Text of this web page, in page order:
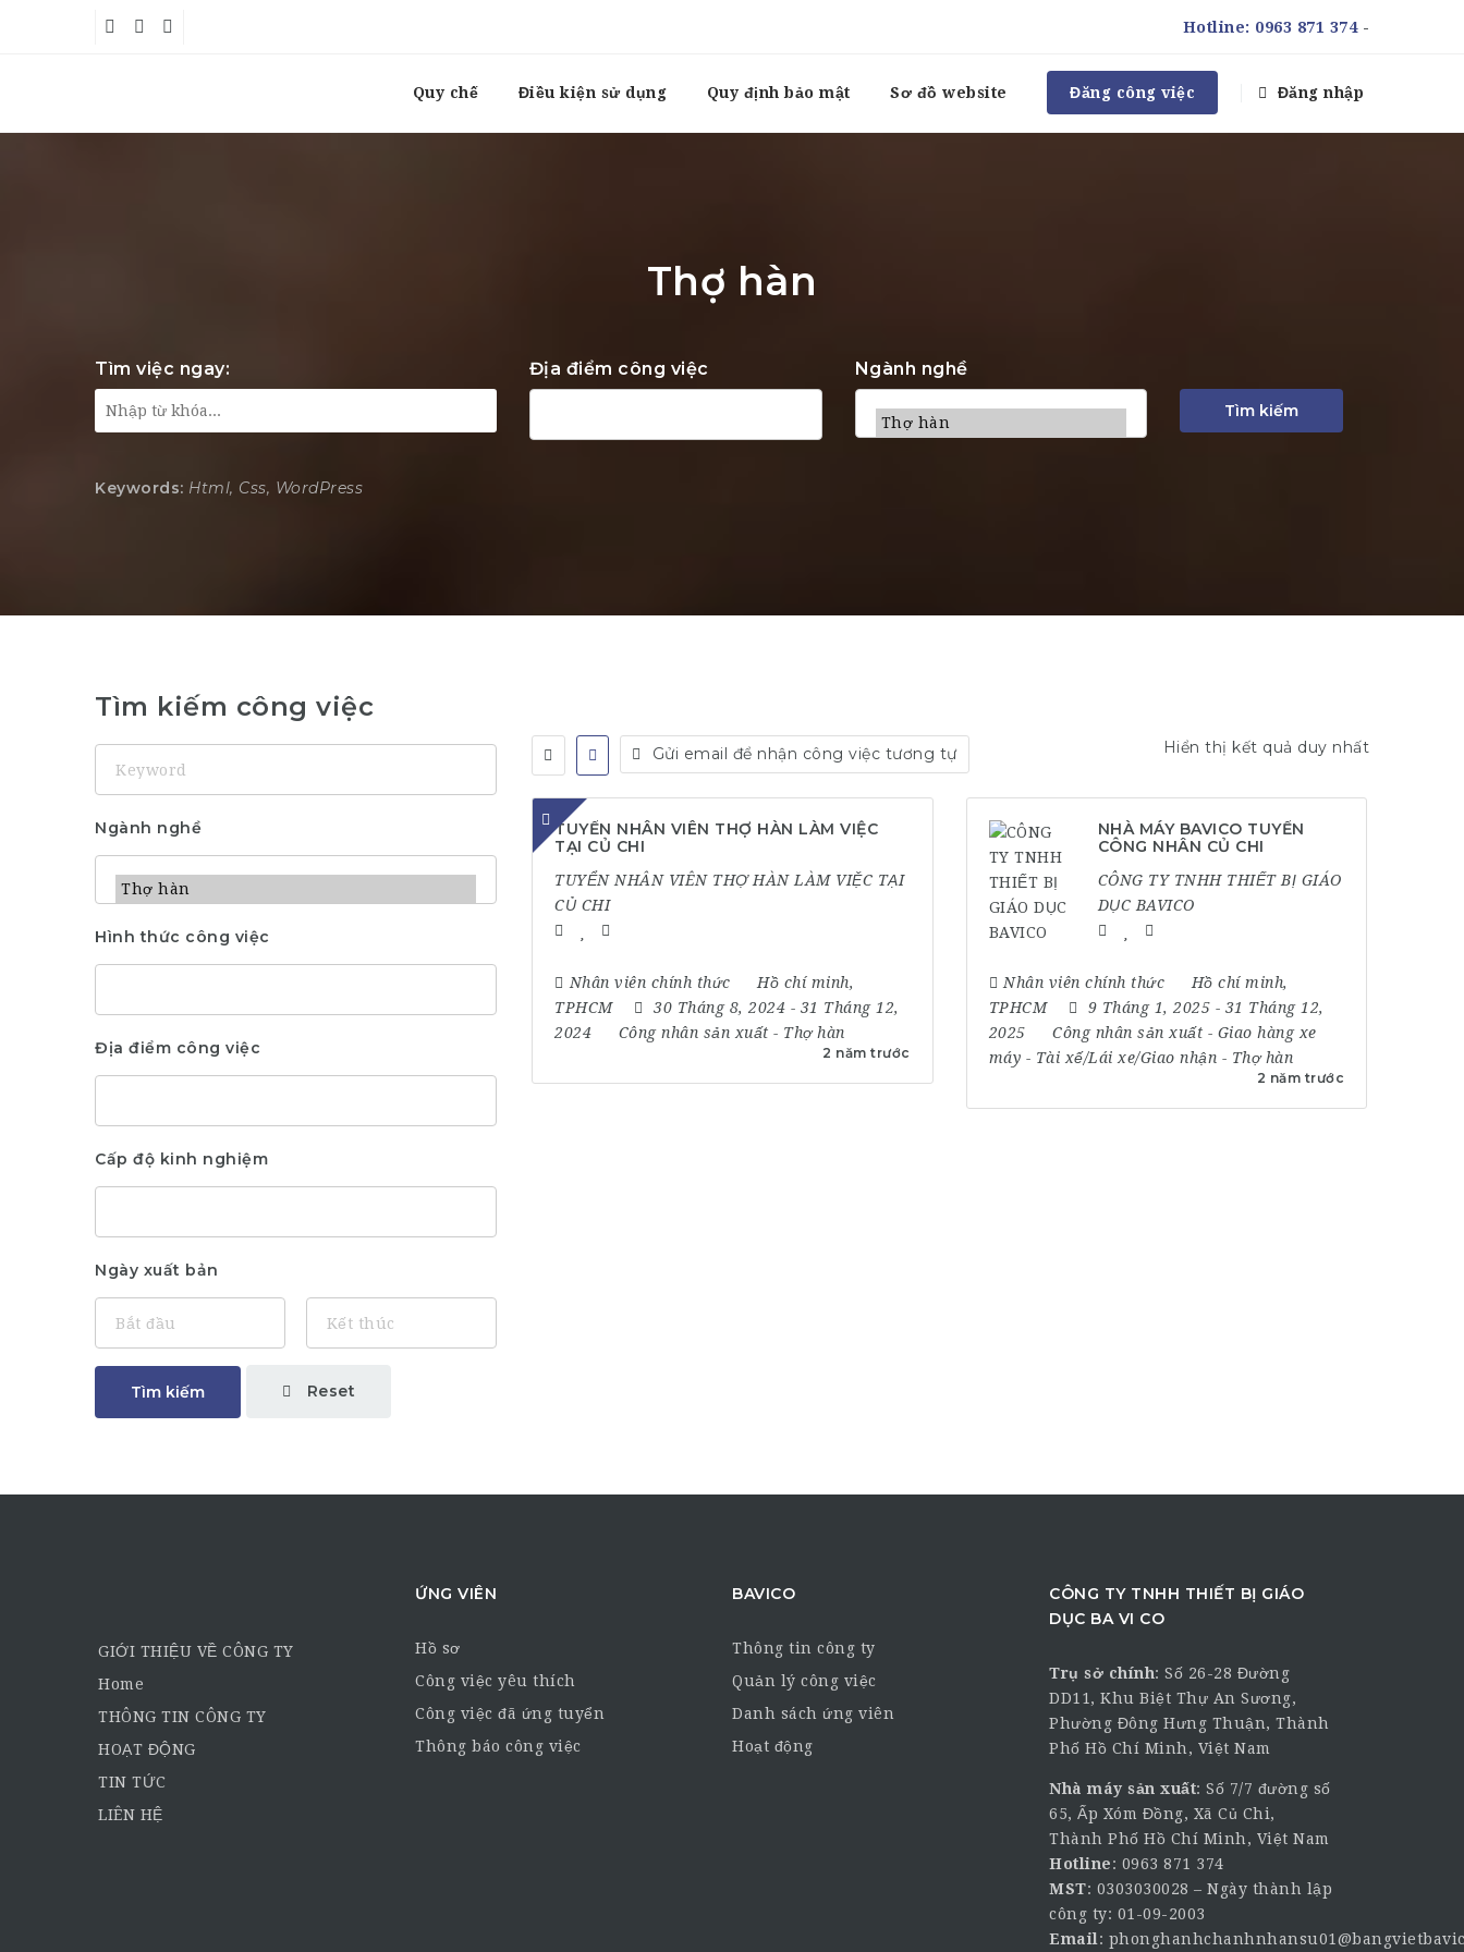
Hotline: 0963 871 374-
Quy chế Điều kiện sử dụng Quy định bảo mật Sơ đồ website Đăng công việc Đăng nhập
Thợ hàn
Tìm việc ngay: Địa điểm công việc Ngành nghề
Tìm kiếm
Keywords: Html, Css, WordPress
Gửi email để nhận công việc tương tự Hiển thị kết quả duy nhất
TUYỂN NHÂN VIÊN THỢ HÀN LÀM VIỆC
TẠI CỦ CHI
2 năm trước
TUYỂN NHÂN VIÊN THỢ HÀN LÀM VIỆC TẠI
CỦ CHI
Nhân viên chính thức Hồ chí minh,
TPHCM
30 Tháng 8, 2024 - 31 Tháng 12,
2024
Công nhân sản xuất - Thợ hàn
NHÀ MÁY BAVICO TUYỂN
CÔNG NHÂN CỦ CHI
2 năm trước
CÔNG TY TNHH THIẾT BỊ GIÁO
DỤC BAVICO
Nhân viên chính thức Hồ chí minh,
TPHCM
9 Tháng 1, 2025 - 31 Tháng 12,
2025
Công nhân sản xuất - Giao hàng xe
máy - Tài xế/Lái xe/Giao nhận - Thợ hàn
Tìm kiếm công việc
Ngành nghề
Hình thức công việc
Địa điểm công việc
Cấp độ kinh nghiệm
Ngày xuất bản
Tìm kiếm Reset
GIỚI THIỆU VỀ CÔNG TY
Home
THÔNG TIN CÔNG TY
HOẠT ĐỘNG
TIN TỨC
LIÊN HỆ
ỨNG VIÊN
Hồ sơ
Công việc yêu thích
Công việc đã ứng tuyển
Thông báo công việc
BAVICO
Thông tin công ty
Quản lý công việc
Danh sách ứng viên
Hoạt động
CÔNG TY TNHH THIẾT BỊ GIÁO
DỤC BA VI CO
Trụ sở chính: Số 26-28 Đường
DD11, Khu Biệt Thự An Sương,
Phường Đông Hưng Thuận, Thành
Phố Hồ Chí Minh, Việt Nam
Nhà máy sản xuất: Số 7/7 đường số
65, Ấp Xóm Đồng, Xã Củ Chi,
Thành Phố Hồ Chí Minh, Việt Nam
Hotline: 0963 871 374
MST: 0303030028 – Ngày thành lập
công ty: 01-09-2003
Email: